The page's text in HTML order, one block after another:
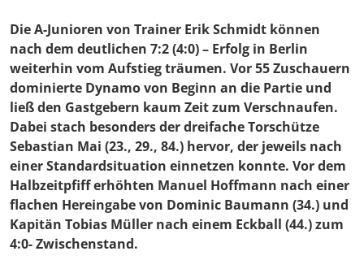
Die A-Junioren von Trainer Erik Schmidt können
nach dem deutlichen 7:2 (4:0) – Erfolg in Berlin
weiterhin vom Aufstieg träumen. Vor 55 Zuschauern
dominierte Dynamo von Beginn an die Partie und
ließ den Gastgebern kaum Zeit zum Verschnaufen.
Dabei stach besonders der dreifache Torschütze
Sebastian Mai (23., 29., 84.) hervor, der jeweils nach
einer Standardsituation einnetzen konnte. Vor dem
Halbzeitpfiff erhöhten Manuel Hoffmann nach einer
flachen Hereingabe von Dominic Baumann (34.) und
Kapitän Tobias Müller nach einem Eckball (44.) zum
4:0- Zwischenstand.